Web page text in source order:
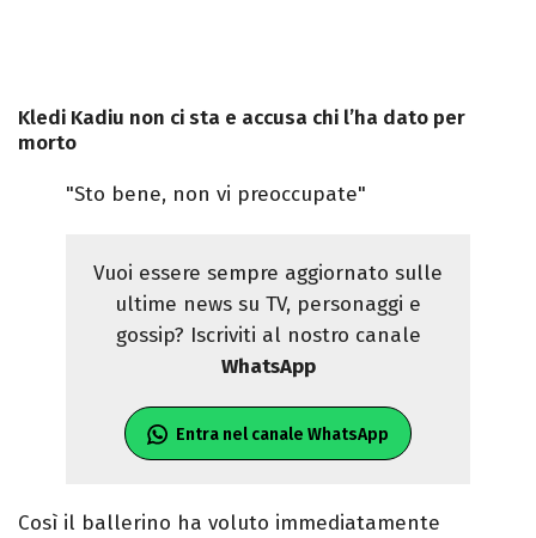
Kledi Kadiu non ci sta e accusa chi l’ha dato per
morto
"Sto bene, non vi preoccupate"
Vuoi essere sempre aggiornato sulle
ultime news su TV, personaggi e
gossip? Iscriviti al nostro canale
WhatsApp
Entra nel canale WhatsApp
Così il ballerino ha voluto immediatamente